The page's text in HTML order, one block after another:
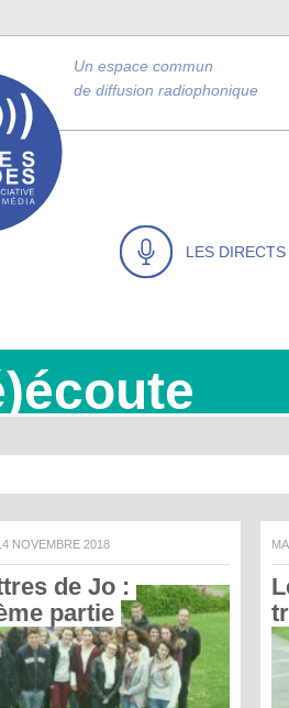
Un espace commun
de diffusion radiophonique
LES DIRECTS
NOVEMBRE 2018
de Jo :
partie